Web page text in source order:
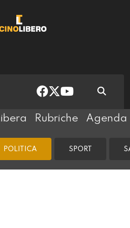
Rubriche Agenda
POLITICA SPORT